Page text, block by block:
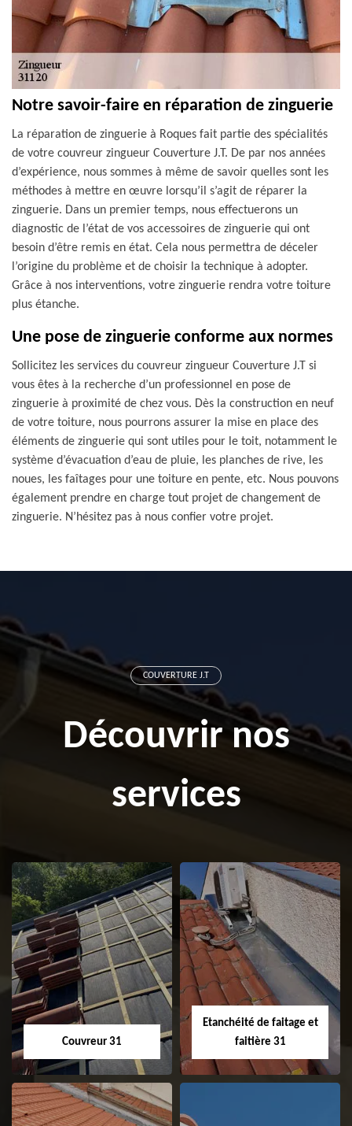
Notre savoir-faire en réparation de zinguerie
La réparation de zinguerie à Roques fait partie des spécialités
de votre couvreur zingueur Couverture J.T. De par nos années
d’expérience, nous sommes à même de savoir quelles sont les
méthodes à mettre en œuvre lorsqu’il s’agit de réparer la
zinguerie. Dans un premier temps, nous effectuerons un
diagnostic de l’état de vos accessoires de zinguerie qui ont
besoin d’être remis en état. Cela nous permettra de déceler
l’origine du problème et de choisir la technique à adopter.
Grâce à nos interventions, votre zinguerie rendra votre toiture
plus étanche.
Une pose de zinguerie conforme aux normes
Sollicitez les services du couvreur zingueur Couverture J.T si
vous êtes à la recherche d’un professionnel en pose de
zinguerie à proximité de chez vous. Dès la construction en neuf
de votre toiture, nous pourrons assurer la mise en place des
éléments de zinguerie qui sont utiles pour le toit, notamment le
système d’évacuation d’eau de pluie, les planches de rive, les
noues, les faîtages pour une toiture en pente, etc. Nous pouvons
également prendre en charge tout projet de changement de
zinguerie. N’hésitez pas à nous confier votre projet.
COUVERTURE J.T
Découvrir nos
services
Couvreur 31
Etanchéité de faitage et
faitière 31